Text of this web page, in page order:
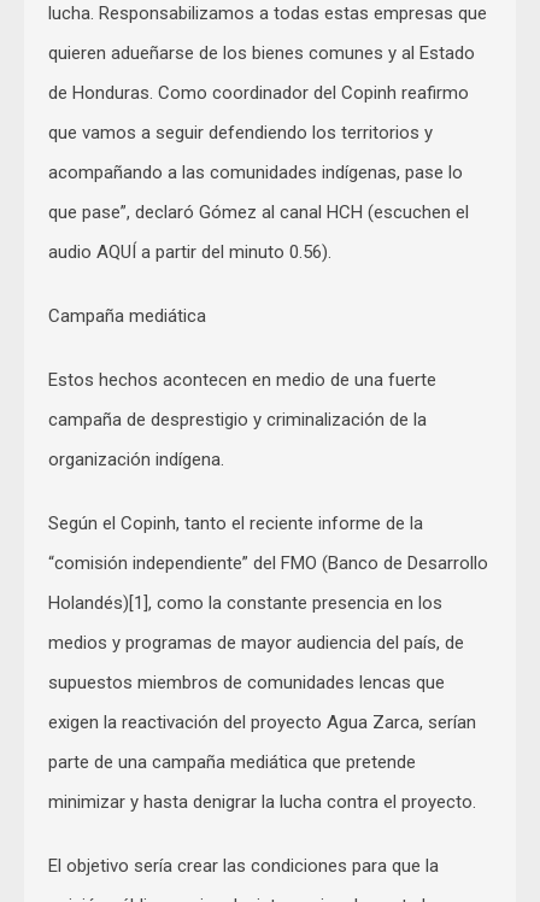
lucha. Responsabilizamos a todas estas empresas que
quieren adueñarse de los bienes comunes y al Estado
de Honduras. Como coordinador del Copinh reafirmo
que vamos a seguir defendiendo los territorios y
acompañando a las comunidades indígenas, pase lo
que pase”, declaró Gómez al canal HCH (escuchen el
audio AQUÍ a partir del minuto 0.56).
Campaña mediática
Estos hechos acontecen en medio de una fuerte
campaña de desprestigio y criminalización de la
organización indígena.
Según el Copinh, tanto el reciente informe de la
“comisión independiente” del FMO (Banco de Desarrollo
Holandés)[1], como la constante presencia en los
medios y programas de mayor audiencia del país, de
supuestos miembros de comunidades lencas que
exigen la reactivación del proyecto Agua Zarca, serían
parte de una campaña mediática que pretende
minimizar y hasta denigrar la lucha contra el proyecto.
El objetivo sería crear las condiciones para que la